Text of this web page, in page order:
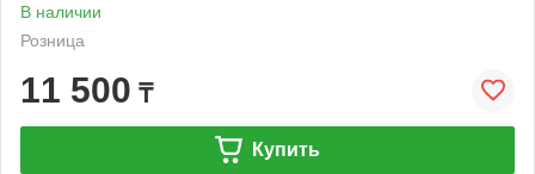
В наличии
Розница
11 500 ₸
Купить